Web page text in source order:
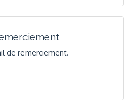
de remerciement.